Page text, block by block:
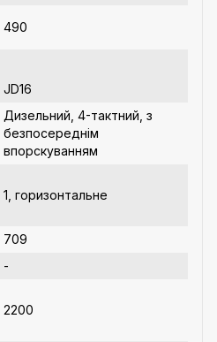
490
JD16
Дизельний, 4-тактний, з
безпосереднім
впорскуванням
1, горизонтальне
709
-
2200